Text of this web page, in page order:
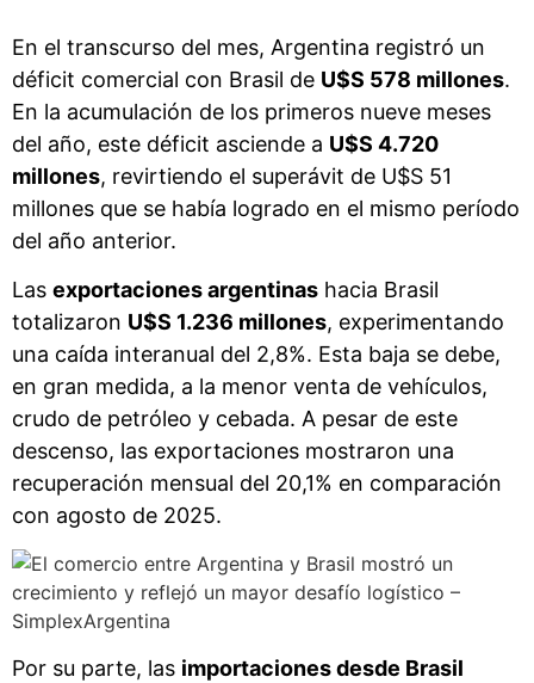
En el transcurso del mes, Argentina registró un
déficit comercial con Brasil de U$S 578 millones.
En la acumulación de los primeros nueve meses
del año, este déficit asciende a U$S 4.720
millones, revirtiendo el superávit de U$S 51
millones que se había logrado en el mismo período
del año anterior.
Las exportaciones argentinas hacia Brasil
totalizaron U$S 1.236 millones, experimentando
una caída interanual del 2,8%. Esta baja se debe,
en gran medida, a la menor venta de vehículos,
crudo de petróleo y cebada. A pesar de este
descenso, las exportaciones mostraron una
recuperación mensual del 20,1% en comparación
con agosto de 2025.
Por su parte, las importaciones desde Brasil